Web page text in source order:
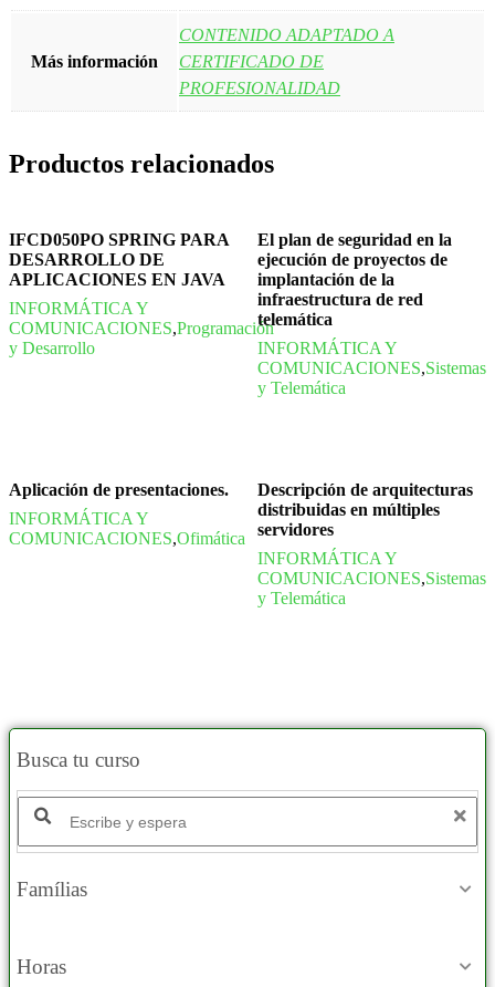
Más información
CONTENIDO ADAPTADO A
CERTIFICADO DE
PROFESIONALIDAD
Productos relacionados
IFCD050PO SPRING PARA
DESARROLLO DE
APLICACIONES EN JAVA
INFORMÁTICA Y
COMUNICACIONES,Programación
y Desarrollo
El plan de seguridad en la
ejecución de proyectos de
implantación de la
infraestructura de red
telemática
INFORMÁTICA Y
COMUNICACIONES,Sistemas
y Telemática
Aplicación de presentaciones.
INFORMÁTICA Y
COMUNICACIONES,Ofimática
Descripción de arquitecturas
distribuidas en múltiples
servidores
INFORMÁTICA Y
COMUNICACIONES,Sistemas
y Telemática
Busca tu curso
Buscar productos:
Famílias
Horas